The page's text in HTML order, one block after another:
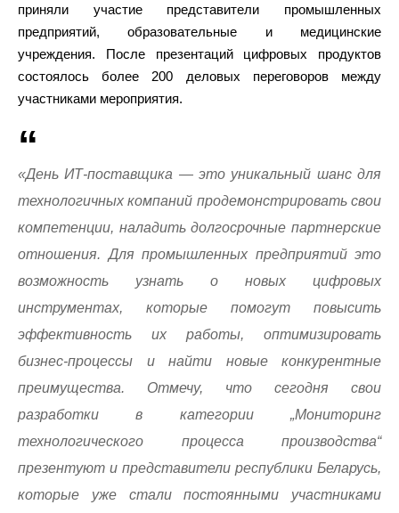
приняли участие представители промышленных
предприятий, образовательные и медицинские
учреждения. После презентаций цифровых продуктов
состоялось более 200 деловых переговоров между
участниками мероприятия.
«День ИТ-поставщика — это уникальный шанс для
технологичных компаний продемонстрировать свои
компетенции, наладить долгосрочные партнерские
отношения. Для промышленных предприятий это
возможность узнать о новых цифровых
инструментах, которые помогут повысить
эффективность их работы, оптимизировать
бизнес-процессы и найти новые конкурентные
преимущества. Отмечу, что сегодня свои
разработки в категории „Мониторинг
технологического процесса производства“
презентуют и представители республики Беларусь,
которые уже стали постоянными участниками